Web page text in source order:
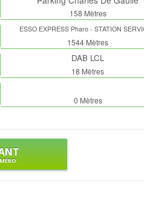
158 Mètres
ESSO EXPRESS Pharo - STATION
1544 Mètres
DAB LCL
18 Mètres
0 Mètres